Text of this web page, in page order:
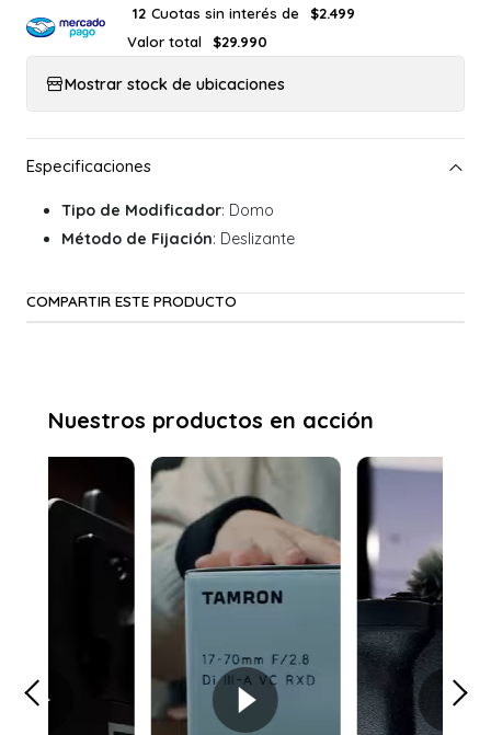
12 Cuotas sin interés de
$2.499
Valor total
$29.990
Mostrar stock de ubicaciones
Tipo de Modificador: Domo
Método de Fijación: Deslizante
COMPARTIR ESTE PRODUCTO